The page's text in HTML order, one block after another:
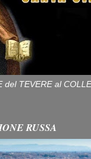
del TEVERE al
RUSSA